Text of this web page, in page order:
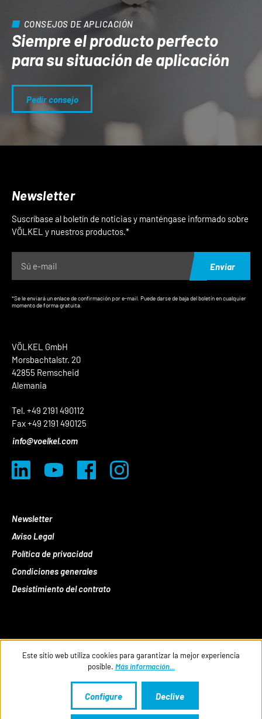
CONSEJOS DE APLICACIÓN
Siempre el producto perfecto
para su situación de aplicación
Pedir consejo
VÖLKEL GmbH
Morsbachtalstr. 20
42855 Remscheid
Alemania
Tel. +49 2191 490112
Fax +49 2191 490125
info@voelkel.com
Newsletter
Aviso Legal
Política de privacidad
Condiciones generales
Desistimiento del contrato
Newsletter
Suscríbase al boletín de noticias y manténgase informado sobre
VÖLKEL y nuestros productos.*
Enviar
*Se le enviará un enlace de confirmación por e-mail. Puede darse de baja del boletín en cualquier
momento de forma gratuita.
Este sitio web utiliza cookies para garantizar la mejor experiencia
posible. Más información...
Declive
Configure